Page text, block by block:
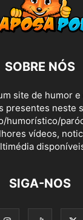
SOBRE NÓS
site de humor
presentes neste
humorístico/
vídeos,
SIGA-NOS